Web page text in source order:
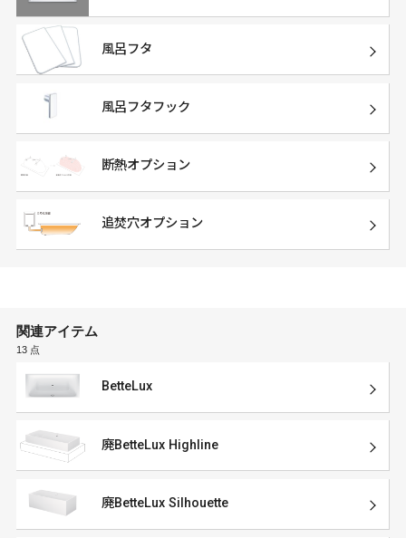
風呂フタ
風呂フタフック
断熱オプション
追焚穴オプション
関連アイテム
13 点
BetteLux
廃BetteLux Highline
廃BetteLux Silhouette